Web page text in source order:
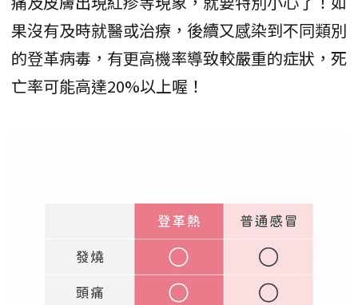
果沒有及時就醫或治療，後續又感染到不同類別
的登革病毒，有更高機率導致較嚴重的症狀，死
亡率可能高達20%以上喔！